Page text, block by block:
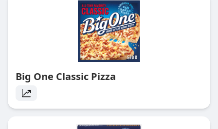
Big One Classic Pizza